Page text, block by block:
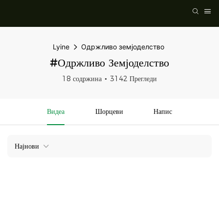
Lyine Одржливо земјоделство
#Одржливо Земјоделство
18 содржина 3142 Прегледи
Видеа Шорцеви Напис
Најнови